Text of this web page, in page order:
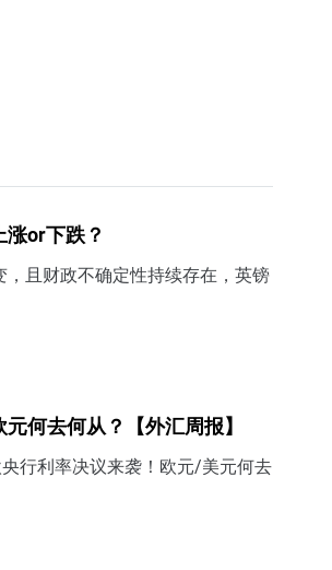
or下跌？
且财政不确定性持续存在，英镑
何去何从？【外汇周报】
行利率决议来袭！欧元/美元何去